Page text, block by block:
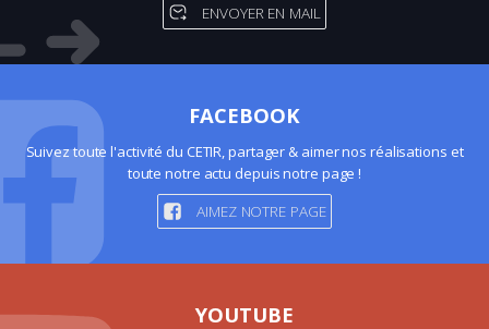
ENVOYER EN MAIL
FACEBOOK
Suivez toute l'activité du CETIR, partager & aimer nos réalisations et
toute notre actu depuis notre page !
AIMEZ NOTRE PAGE
YOUTUBE